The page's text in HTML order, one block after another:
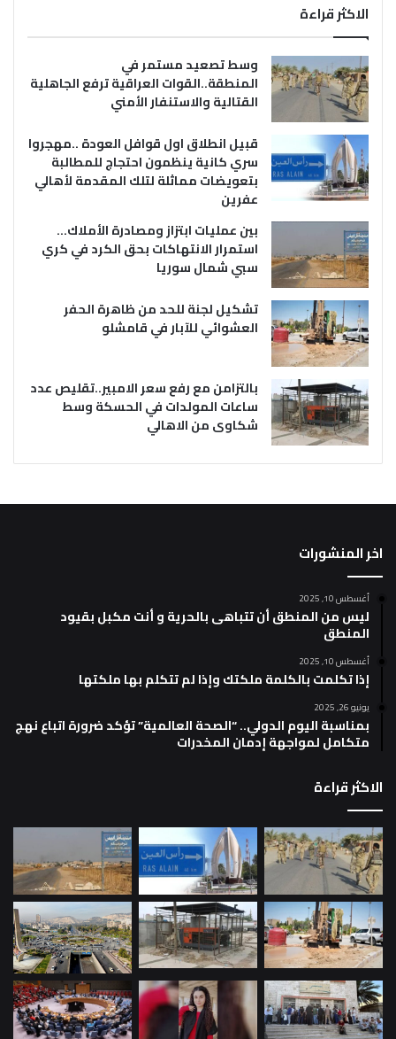
الاكثر قراءة
وسط تصعيد مستمر في
المنطقة..القوات العراقية ترفع الجاهلية
القتالية والاستنفار الأمني
قبيل انطلاق اول قوافل العودة ..مهجروا
سري كانية ينظمون احتجاج للمطالبة
بتعويضات مماثلة لتلك المقدمة لأهالي
عفرين
بين عمليات ابتزاز ومصادرة الأملاك…
استمرار الانتهاكات بحق الكرد في كري
سبي شمال سوريا
تشكيل لجنة للحد من ظاهرة الحفر
العشوائي للآبار في قامشلو
بالتزامن مع رفع سعر الامبير..تقليص عدد
ساعات المولدات في الحسكة وسط
شكاوى من الاهالي
اخر المنشورات
أغسطس 10, 2025
ليس من المنطق أن تتباهى بالحرية و أنت مكبل بقيود
المنطق
أغسطس 10, 2025
إذا تكلمت بالكلمة ملكتك وإذا لم تتكلم بها ملكتها
يونيو 26, 2025
بمناسبة اليوم الدولي.. “الصحة العالمية” تؤكد ضرورة اتباع نهج
متكامل لمواجهة إدمان المخدرات
الاكثر قراءة